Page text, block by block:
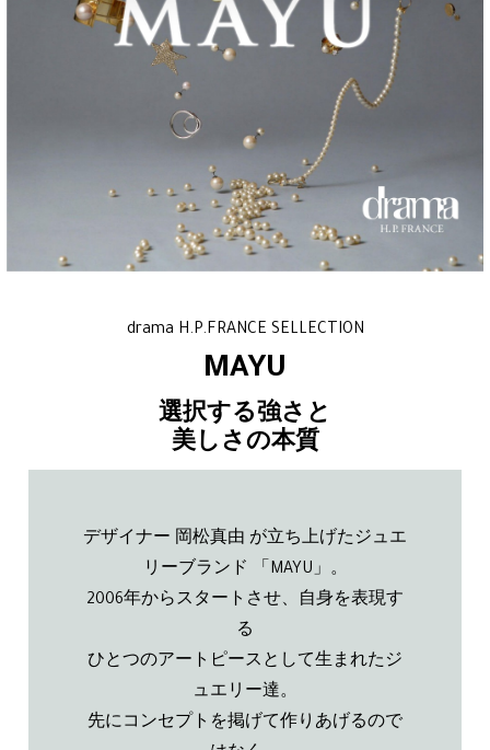
drama H.P.FRANCE SELLECTION
MAYU
選択する強さと
美しさの本質
デザイナー 岡松真由 が立ち上げたジュエ
リーブランド 「MAYU」。
2006年からスタートさせ、自身を表現す
る
ひとつのアートピースとして生まれたジ
ュエリー達。
先にコンセプトを掲げて作りあげるので